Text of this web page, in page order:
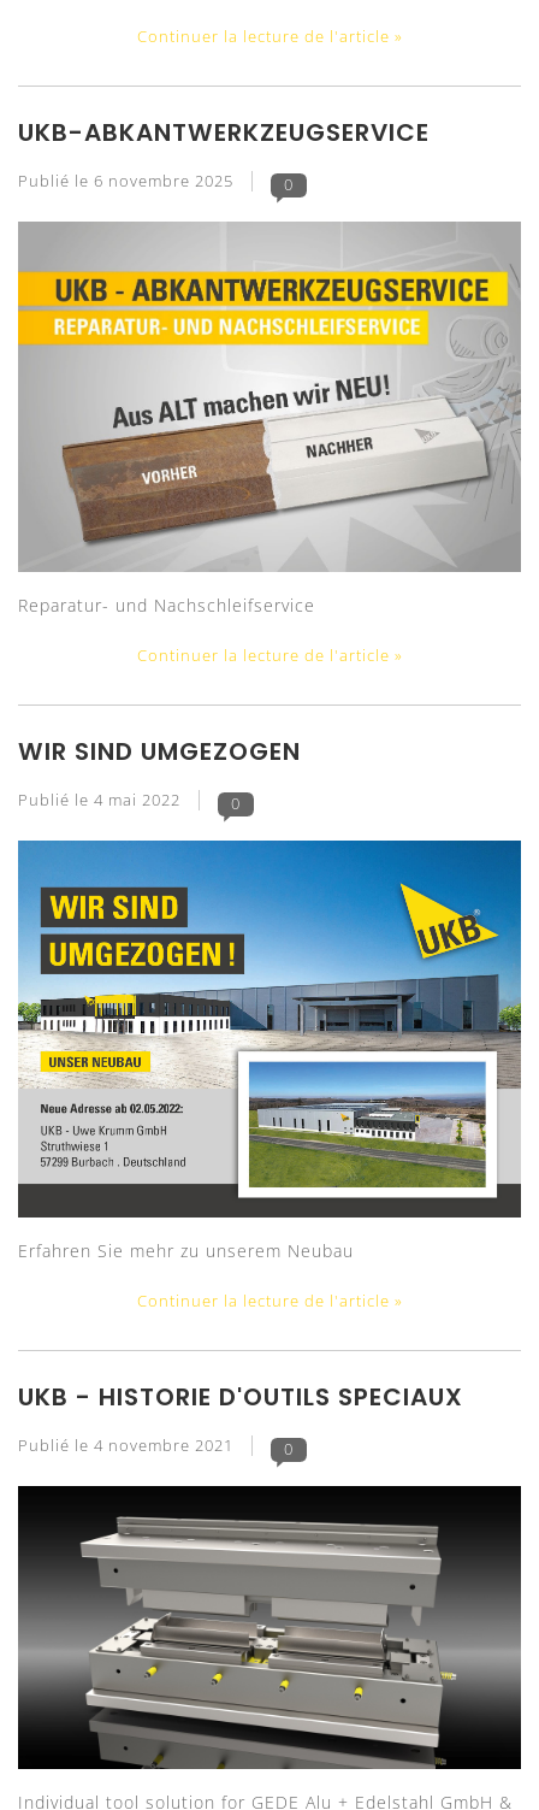
Continuer la lecture de l'article »
UKB-ABKANTWERKZEUGSERVICE
Publié le 6 novembre 2025 0
Reparatur- und Nachschleifservice
Continuer la lecture de l'article »
WIR SIND UMGEZOGEN
Publié le 4 mai 2022 0
Erfahren Sie mehr zu unserem Neubau
Continuer la lecture de l'article »
UKB - HISTORIE D'OUTILS SPECIAUX
Publié le 4 novembre 2021 0
Individual tool solution for GEDE Alu + Edelstahl GmbH &